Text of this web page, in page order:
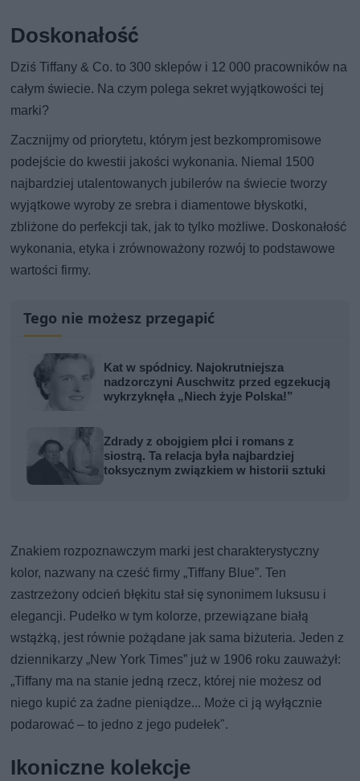
Doskonałość
Dziś Tiffany & Co. to 300 sklepów i 12 000 pracowników na
całym świecie. Na czym polega sekret wyjątkowości tej
marki?
Zacznijmy od priorytetu, którym jest bezkompromisowe
podejście do kwestii jakości wykonania. Niemal 1500
najbardziej utalentowanych jubilerów na świecie tworzy
wyjątkowe wyroby ze srebra i diamentowe błyskotki,
zbliżone do perfekcji tak, jak to tylko możliwe. Doskonałość
wykonania, etyka i zrównoważony rozwój to podstawowe
wartości firmy.
Tego nie możesz przegapić
Kat w spódnicy. Najokrutniejsza
nadzorczyni Auschwitz przed egzekucją
wykrzyknęła „Niech żyje Polska!”
Zdrady z obojgiem płci i romans z
siostrą. Ta relacja była najbardziej
toksycznym związkiem w historii sztuki
Znakiem rozpoznawczym marki jest charakterystyczny
kolor, nazwany na cześć firmy „Tiffany Blue”. Ten
zastrzeżony odcień błękitu stał się synonimem luksusu i
elegancji. Pudełko w tym kolorze, przewiązane białą
wstążką, jest równie pożądane jak sama biżuteria. Jeden z
dziennikarzy „New York Times” już w 1906 roku zauważył:
„Tiffany ma na stanie jedną rzecz, której nie możesz od
niego kupić za żadne pieniądze... Może ci ją wyłącznie
podarować – to jedno z jego pudełek".
Ikoniczne kolekcje